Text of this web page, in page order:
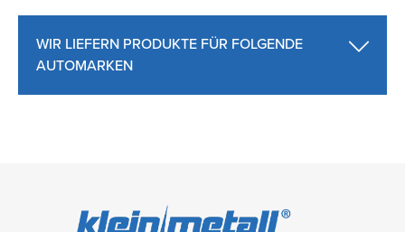
WIR LIEFERN PRODUKTE FÜR FOLGENDE
AUTOMARKEN